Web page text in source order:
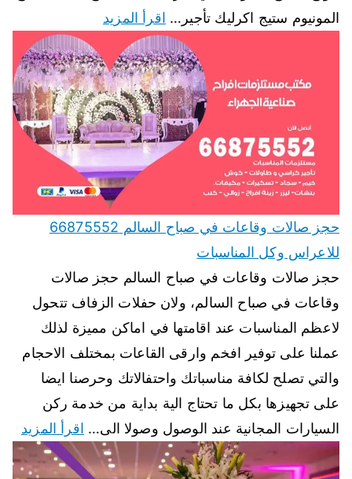
المونيوم ستيج اكرليك تأجير… اقرأ المزيد
حجز صالات وقاعات في صباح السالم 66875552
للاعراس وكل المناسبات
حجز صالات وقاعات في صباح السالم حجز صالات
وقاعات في صباح السالم، ولان حفلات الزفاف تتحول
لاعظم المناسبات عند اقامتها في اماكن مميزة لذلك
عملنا على توفير افخم وارقى القاعات بمختلف الاحجام
والتي تصلح لكافة مناسباتك واحتفالاتك وحرصنا ايضا
على تجهيزها بكل ما تحتاج الية بداية من خدمة ركن
السيارات المجانية عند الوصول وصولا الى… اقرأ المزيد